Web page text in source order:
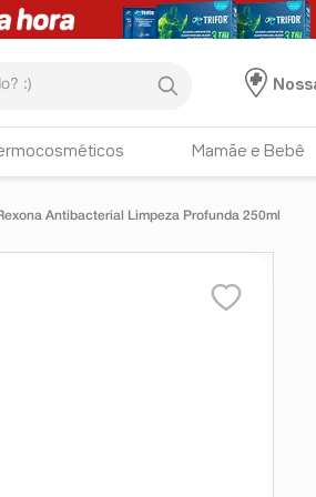
Mamãe e Bebê
Antibacterial Limpeza Profunda 250ml